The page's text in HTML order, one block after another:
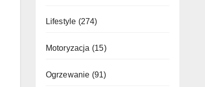
Lifestyle (274)
Motoryzacja (15)
Ogrzewanie (91)